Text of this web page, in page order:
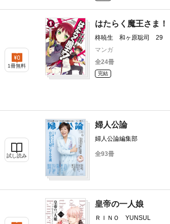
1冊無料
はたらく魔王さま！
柊暁生 和ヶ原聡司 29
マンガ
全24冊
完結
試し読み
婦人公論
婦人公論編集部
全93冊
皇帝の一人娘
ＲＩＮＯ YUNSUL